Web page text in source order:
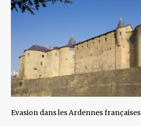
Evasion dans les Ardennes françaises